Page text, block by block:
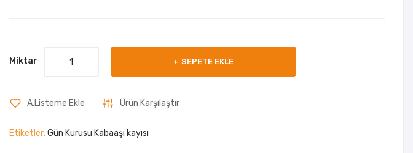
Miktar SEPETE EKLE
A.Listeme Ekle Ürün Karşılaştır
Etiketler: Gün Kurusu Kabaaşı kayısı